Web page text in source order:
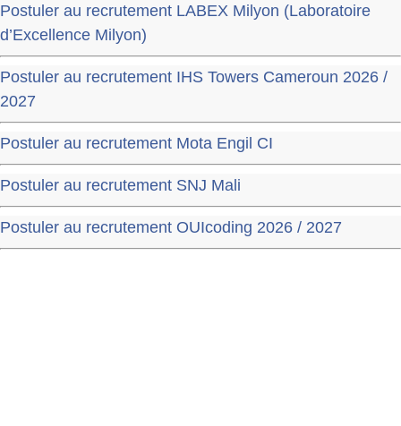
Postuler au recrutement LABEX Milyon (Laboratoire
d’Excellence Milyon)
Postuler au recrutement IHS Towers Cameroun 2026 /
2027
Postuler au recrutement Mota Engil CI
Postuler au recrutement SNJ Mali
Postuler au recrutement OUIcoding 2026 / 2027